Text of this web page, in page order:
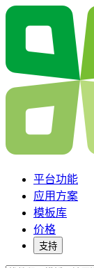
平台功能
应用方案
模板库
价格
支持